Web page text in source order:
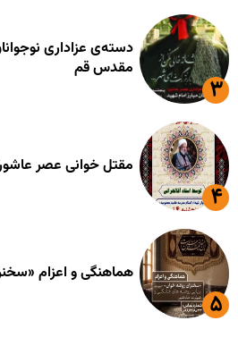
دسته‌ی عزاداری
مقدس قم
مقتل خوانی عصر
هماهنگی و اعزام